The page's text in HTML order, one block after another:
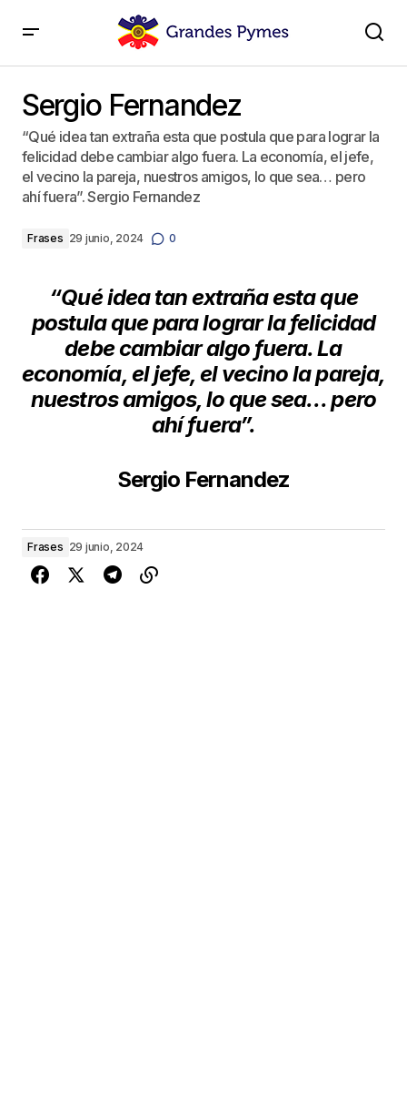
Sergio Fernandez
“Qué idea tan extraña esta que postula que para lograr la
felicidad debe cambiar algo fuera. La economía, el jefe,
el vecino la pareja, nuestros amigos, lo que sea… pero
ahí fuera”. Sergio Fernandez
Frases 29 junio, 2024 0
“Qué idea tan extraña esta que
postula que para lograr la felicidad
debe cambiar algo fuera. La
economía, el jefe, el vecino la pareja,
nuestros amigos, lo que sea… pero
ahí fuera”.
Sergio Fernandez
Frases 29 junio, 2024